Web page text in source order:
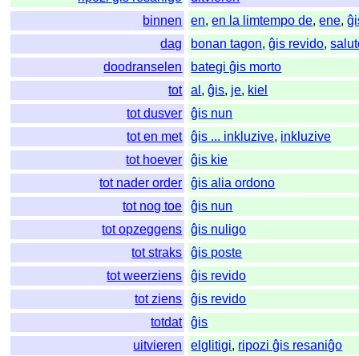
binnen
en,en la limtempo de,ene,
dag
bonan tagon,ĝis revido,
doodranselen
bategi ĝis morto
tot
al ,ĝis, je, kiel
tot dusver
ĝis nun
tot en met
ĝis ... inkluzive, inkluzive
tot hoever
ĝis kie
tot nader order
ĝis alia ordono
tot nog toe
ĝis nun
tot opzeggens
ĝis nuligo
tot straks
ĝis poste
tot weerziens
ĝis revido
tot ziens
ĝis revido
totdat
ĝis
uitvieren
elglitigi, ripozi ĝis resaniĝo